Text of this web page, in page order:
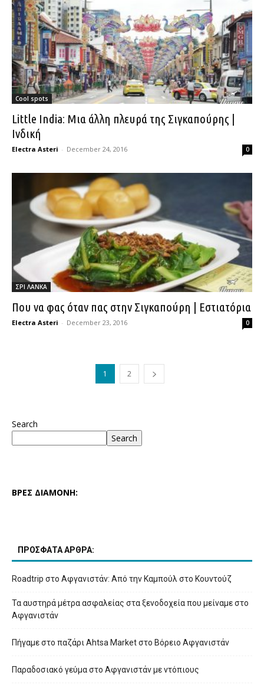
Cool spots
Little India: Μια άλλη πλευρά της Σιγκαπούρης |
Ινδική
Electra Asteri - December 24, 2016 0
ΣΡΙ ΛΑΝΚΑ
Που να φας όταν πας στην Σιγκαπούρη | Εστιατόρια
Electra Asteri - December 23, 2016 0
1 2
Search
Search
ΒΡΕΣ ΔΙΑΜΟΝΗ:
ΠΡΟΣΦΑΤΑ ΑΡΘΡΑ:
Roadtrip στο Αφγανιστάν: Από την Καμπούλ στο Κουντούζ
Τα αυστηρά μέτρα ασφαλείας στα ξενοδοχεία που μείναμε στο
Αφγανιστάν
Πήγαμε στο παζάρι Ahtsa Market στο Βόρειο Αφγανιστάν
Παραδοσιακό γεύμα στο Αφγανιστάν με ντόπιους